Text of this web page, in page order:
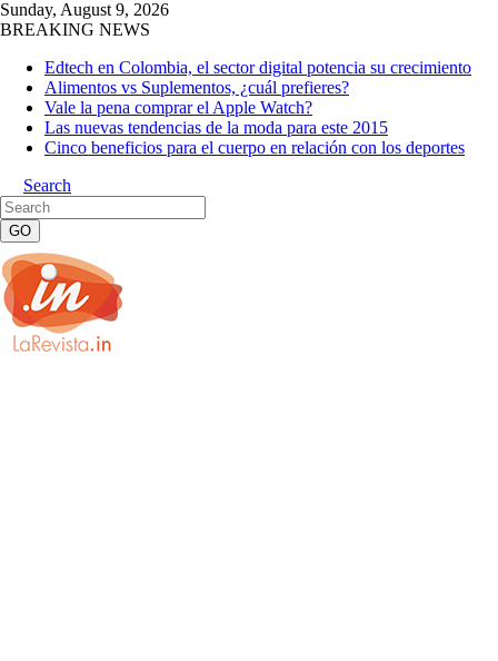
Sunday, August 9, 2026
BREAKING NEWS
Edtech en Colombia, el sector digital potencia su crecimiento
Alimentos vs Suplementos, ¿cuál prefieres?
Vale la pena comprar el Apple Watch?
Las nuevas tendencias de la moda para este 2015
Cinco beneficios para el cuerpo en relación con los deportes
Search